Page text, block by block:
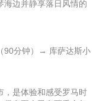
海边并静享落日风情的
90分钟）→ 库萨达斯小
，是体验和感受罗马时